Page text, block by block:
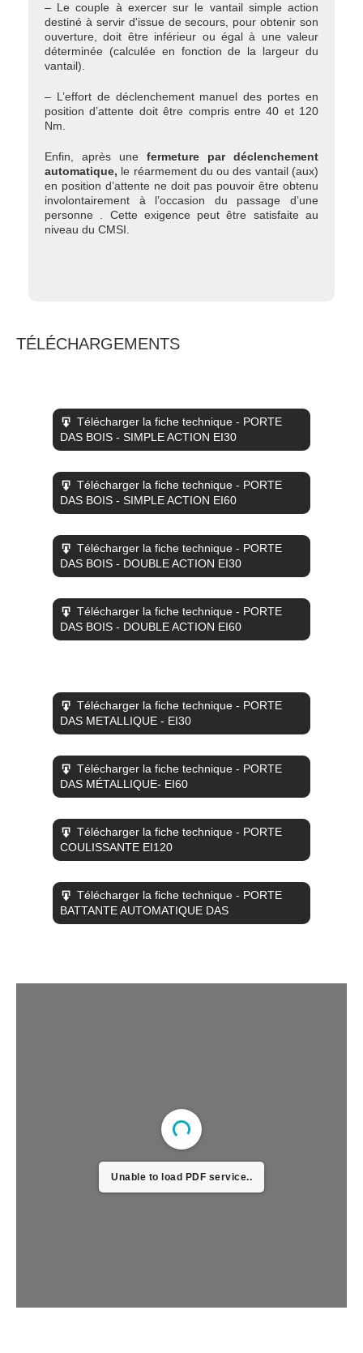
– Le couple à exercer sur le vantail simple action
destiné à servir d'issue de secours, pour obtenir son
ouverture, doit être inférieur ou égal à une valeur
déterminée (calculée en fonction de la largeur du
vantail).
– L’effort de déclenchement manuel des portes en
position d’attente doit être compris entre 40 et 120
Nm.
Enfin, après une fermeture par déclenchement
automatique, le réarmement du ou des vantail (aux)
en position d’attente ne doit pas pouvoir être obtenu
involontairement à l’occasion du passage d’une
personne . Cette exigence peut être satisfaite au
niveau du CMSI.
TÉLÉCHARGEMENTS
Télécharger la fiche technique - PORTE
DAS BOIS - SIMPLE ACTION EI30
Télécharger la fiche technique - PORTE
DAS BOIS - SIMPLE ACTION EI60
Télécharger la fiche technique - PORTE
DAS BOIS - DOUBLE ACTION EI30
Télécharger la fiche technique - PORTE
DAS BOIS - DOUBLE ACTION EI60
Télécharger la fiche technique - PORTE
DAS METALLIQUE - EI30
Télécharger la fiche technique - PORTE
DAS MÉTALLIQUE- EI60
Télécharger la fiche technique - PORTE
COULISSANTE EI120
Télécharger la fiche technique - PORTE
BATTANTE AUTOMATIQUE DAS
Unable to load PDF service..